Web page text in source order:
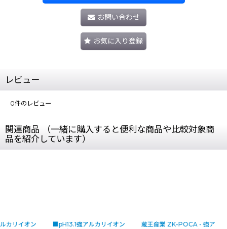
お問い合わせ
お気に入り登録
レビュー
0件のレビュー
関連商品 （一緒に購入すると便利な商品や比較対象商
品を紹介しています）
カリイオン
■pH13.1強アルカリイオン
蔵王産業 ZK-POCA - 強ア